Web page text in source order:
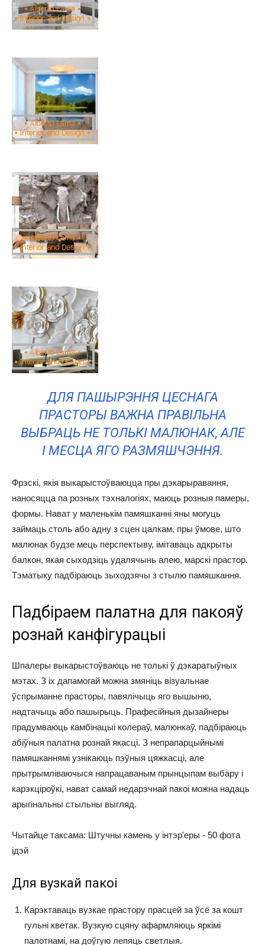
ДЛЯ ПАШЫРЭННЯ ЦЕСНАГА
ПРАСТОРЫ ВАЖНА ПРАВІЛЬНА
ВЫБРАЦЬ НЕ ТОЛЬКІ МАЛЮНАК, АЛЕ
І МЕСЦА ЯГО РАЗМЯШЧЭННЯ.
Фрэскі, якія выкарыстоўваюцца пры дэкарыравання,
наносяцца па розных тэхналогіях, маюць розныя памеры,
формы. Нават у маленькім памяшканні яны могуць
займаць столь або адну з сцен цалкам, пры ўмове, што
малюнак будзе мець перспектыву, імітаваць адкрыты
балкон, якая сыходзіць удалячынь алею, марскі прастор.
Тэматыку падбіраюць зыходзячы з стылю памяшкання.
Падбіраем палатна для пакояў
рознай канфігурацыі
Шпалеры выкарыстоўваюць не толькі ў дэкаратыўных
мэтах. З іх дапамогай можна змяніць візуальнае
ўспрыманне прасторы, павялічыць яго вышыню,
надтачыць або пашырыць. Прафесійныя дызайнеры
прадумваюць камбінацыі колераў, малюнкаў, падбіраюць
абіўныя палатна рознай якасці. З непрапарцыйнымі
памяшканнямі узнікаюць пэўныя цяжкасці, але
прытрымліваючыся напрацаваным прынцыпам выбару і
карэкціроўкі, нават самай недарэчнай пакоі можна надаць
арыгінальны стыльны выгляд.
Чытайце таксама: Штучны камень у інтэр'еры - 50 фота
ідэй
Для вузкай пакоі
Карэктаваць вузкае прастору прасцей за ўсё за кошт
гульні кветак. Вузкую сцяну афармляюць яркімі
палотнамі, на доўгую лепяць светлыя.